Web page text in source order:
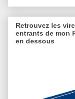
Retrouvez les
entrants de mon
en dessous